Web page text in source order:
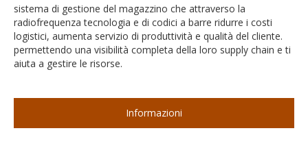
sistema di gestione del magazzino che attraverso la
radiofrequenza tecnologia e di codici a barre ridurre i costi
logistici, aumenta servizio di produttività e qualità del cliente.
permettendo una visibilità completa della loro supply chain e ti
aiuta a gestire le risorse.
Informazioni